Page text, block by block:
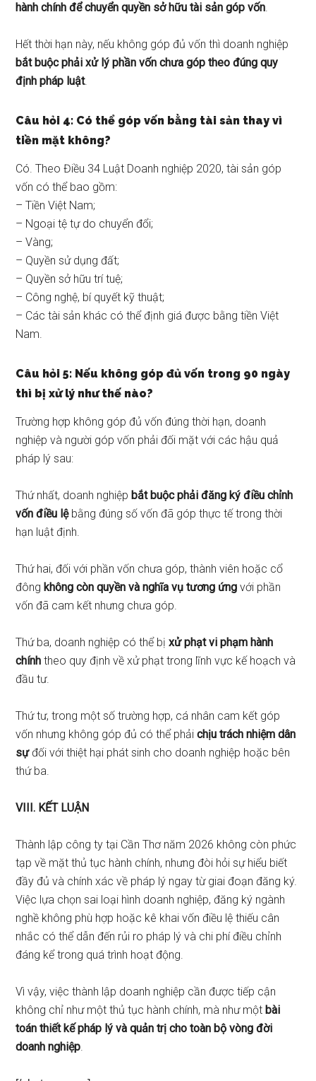
hành chính để chuyển quyền sở hữu tài sản góp vốn.
Hết thời hạn này, nếu không góp đủ vốn thì doanh nghiệp
bắt buộc phải xử lý phần vốn chưa góp theo đúng quy
định pháp luật.
Câu hỏi 4: Có thể góp vốn bằng tài sản thay vì
tiền mặt không?
Có. Theo Điều 34 Luật Doanh nghiệp 2020, tài sản góp
vốn có thể bao gồm:
– Tiền Việt Nam;
– Ngoại tệ tự do chuyển đổi;
– Vàng;
– Quyền sử dụng đất;
– Quyền sở hữu trí tuệ;
– Công nghệ, bí quyết kỹ thuật;
– Các tài sản khác có thể định giá được bằng tiền Việt
Nam.
Câu hỏi 5: Nếu không góp đủ vốn trong 90 ngày
thì bị xử lý như thế nào?
Trường hợp không góp đủ vốn đúng thời hạn, doanh
nghiệp và người góp vốn phải đối mặt với các hậu quả
pháp lý sau:
Thứ nhất, doanh nghiệpbắt buộc phải đăng ký điều chỉnh
vốn điều lệbằng đúng số vốn đã góp thực tế trong thời
hạn luật định.
Thứ hai, đối với phần vốn chưa góp, thành viên hoặc cổ
đôngkhông còn quyền và nghĩa vụ tương ứng với phần
vốn đã cam kết nhưng chưa góp.
Thứ ba, doanh nghiệp có thể bịxử phạt vi phạm hành
chính theo quy định về xử phạt trong lĩnh vực kế hoạch và
đầu tư.
Thứ tư, trong một số trường hợp, cá nhân cam kết góp
vốn nhưng không góp đủ có thể phảichịu trách nhiệm dân
sựđối với thiệt hại phát sinh cho doanh nghiệp hoặc bên
thứ ba.
VIII. KẾT LUẬN
Thành lập công ty tại Cần Thơ năm 2026 không còn phức
tạp về mặt thủ tục hành chính, nhưng đòi hỏi sự hiểu biết
đầy đủ và chính xác về pháp lý ngay từ giai đoạn đăng ký.
Việc lựa chọn sai loại hình doanh nghiệp, đăng ký ngành
nghề không phù hợp hoặc kê khai vốn điều lệ thiếu cân
nhắc có thể dẫn đến rủi ro pháp lý và chi phí điều chỉnh
đáng kể trong quá trình hoạt động.
Vì vậy, việc thành lập doanh nghiệp cần được tiếp cận
không chỉ như một thủ tục hành chính, mà như mộtbài
toán thiết kế pháp lý và quản trị cho toàn bộ vòng đời
doanh nghiệp.